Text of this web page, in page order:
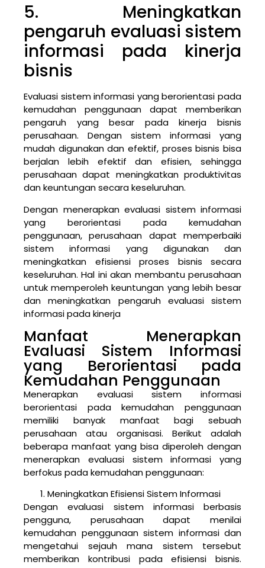
5. Meningkatkan
pengaruh evaluasi sistem
informasi pada kinerja
bisnis
Evaluasi sistem informasi yang berorientasi pada
kemudahan penggunaan dapat memberikan
pengaruh yang besar pada kinerja bisnis
perusahaan. Dengan sistem informasi yang
mudah digunakan dan efektif, proses bisnis bisa
berjalan lebih efektif dan efisien, sehingga
perusahaan dapat meningkatkan produktivitas
dan keuntungan secara keseluruhan.
Dengan menerapkan evaluasi sistem informasi
yang berorientasi pada kemudahan
penggunaan, perusahaan dapat memperbaiki
sistem informasi yang digunakan dan
meningkatkan efisiensi proses bisnis secara
keseluruhan. Hal ini akan membantu perusahaan
untuk memperoleh keuntungan yang lebih besar
dan meningkatkan pengaruh evaluasi sistem
informasi pada kinerja
Manfaat Menerapkan
Evaluasi Sistem Informasi
yang Berorientasi pada
Kemudahan Penggunaan
Menerapkan evaluasi sistem informasi
berorientasi pada kemudahan penggunaan
memiliki banyak manfaat bagi sebuah
perusahaan atau organisasi. Berikut adalah
beberapa manfaat yang bisa diperoleh dengan
menerapkan evaluasi sistem informasi yang
berfokus pada kemudahan penggunaan:
Meningkatkan Efisiensi Sistem Informasi
Dengan evaluasi sistem informasi berbasis
pengguna, perusahaan dapat menilai
kemudahan penggunaan sistem informasi dan
mengetahui sejauh mana sistem tersebut
memberikan kontribusi pada efisiensi bisnis.